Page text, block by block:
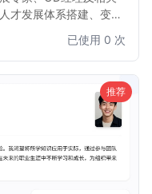
才发展体系搭建、变革
颖而出，获得理想的组
已使用 0 次
推荐